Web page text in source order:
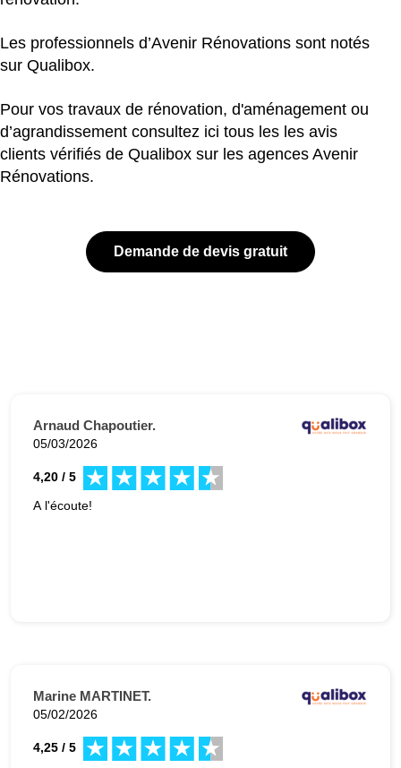
Les professionnels d’Avenir Rénovations sont notés
sur Qualibox.
Pour vos travaux de rénovation, d'aménagement ou
d’agrandissement consultez ici tous les les avis
clients vérifiés de Qualibox sur les agences Avenir
Rénovations.
Demande de devis gratuit
Arnaud Chapoutier.
05/03/2026
4,20 / 5
A l'écoute!
Marine MARTINET.
05/02/2026
4,25 / 5